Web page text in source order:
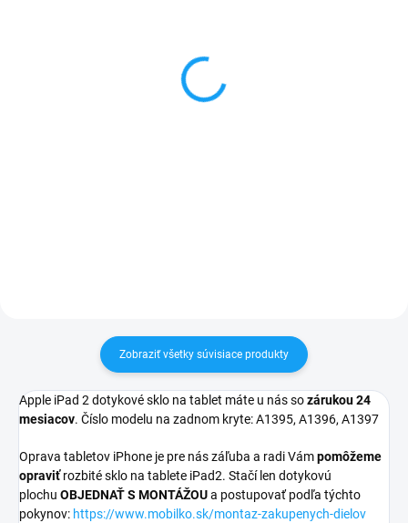
Zobraziť všetky súvisiace produkty
Apple iPad 2 dotykové sklo na tablet máte u nás sozárukou 24
mesiacov. Číslo modelu na zadnom kryte:A1395, A1396, A1397
Oprava tabletov iPhone je pre nás záľuba a radi Vámpomôžeme
opraviť rozbité sklo na tablete iPad2. Stačí len dotykovú
plochu OBJEDNAŤ S MONTÁŽOUa postupovať podľa týchto
pokynov: https://www.mobilko.sk/montaz-zakupenych-dielov